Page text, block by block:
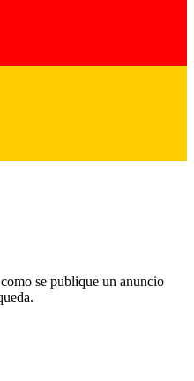
se publique un anuncio